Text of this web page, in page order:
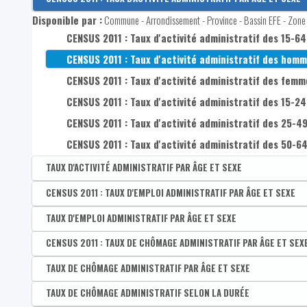
Disponible par :Commune - Arrondissement - Province - Bassin EFE -
CENSUS 2011 : Taux d'activité administratif des 15-
CENSUS 2011 : Taux d'activité administratif des
CENSUS 2011 : Taux d'activité administratif des
CENSUS 2011 : Taux d'activité administratif des 15-
CENSUS 2011 : Taux d'activité administratif des 25-
CENSUS 2011 : Taux d'activité administratif des 50-
TAUX D'ACTIVITÉ ADMINISTRATIF PAR ÂGE ET SEXE
Disponible par :Commune - Arrondissement - Province - Bassin EFE - Zone
Taux d'activité administratif des 15-64 ans
Taux d'activité administratif des hommes de 15-64
Taux d'activité administratif des femmes de 15-64 ans
Taux d'activité administratif des 15-24 ans
CENSUS 2011 : TAUX D'EMPLOI ADMINISTRATIF PAR ÂGE ET SEXE
Disponible par :Commune - Arrondissement - Province - Bassin EFE -
CENSUS 2011 : Taux d'emploi administratif des 15-64
CENSUS 2011 : Taux d'emploi administratif des hommes
CENSUS 2011 : Taux d'emploi administratif des femmes
TAUX D'EMPLOI ADMINISTRATIF PAR ÂGE ET SEXE
Disponible par :Commune - Arrondissement - Province - Bassin EFE - Zone
Taux d'emploi administratif des 15-64 ans
Taux d'emploi administratif des hommes de 15-64 ans
CENSUS 2011 : TAUX DE CHÔMAGE ADMINISTRATIF PAR ÂGE ET
Disponible par :Commune - Arrondissement - Province - Bassin EFE -
CENSUS 2011 : Taux de chômage administratif des 15-
TAUX DE CHÔMAGE ADMINISTRATIF PAR ÂGE ET SEXE
Disponible par :Commune - Arrondissement - Province - Bassin EFE - Zone
TAUX DE CHÔMAGE ADMINISTRATIF SELON LA DURÉE